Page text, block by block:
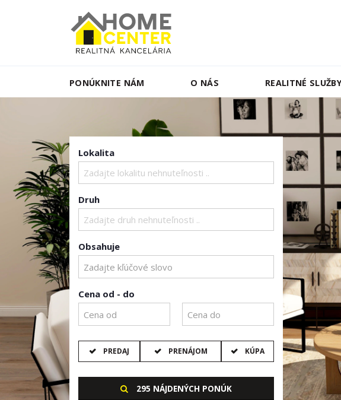
PONÚKNITE NÁM O NÁS REALITNÉ
Lokalita
Zadajte lokalitu nehnuteľnosti ..
Druh
Zadajte druh nehnuteľnosti ..
Obsahuje
Cena od - do
PREDAJ PRENÁJOM KÚPA
295 NÁJDENÝCH PONÚK